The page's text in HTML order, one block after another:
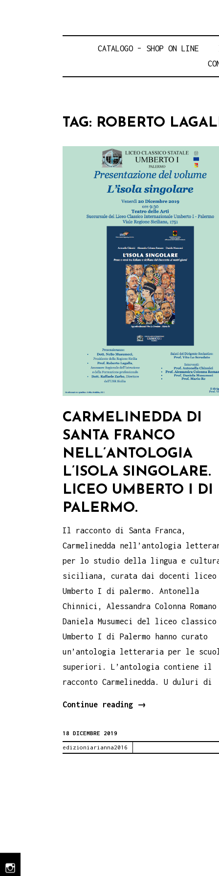
CATALOGO – SHOP ON LINE
instagram
TAG: ROBERTO
CARMELINEDDA DI
SANTA FRANCO
NELL’ANTOLOGIA
L’ISOLA SINGOLARE.
LICEO UMBERTO I DI
PALERMO.
Il racconto di Santa Franca,
Carmelinedda nell’antologia
per lo studio della lingua e
siciliana, curata dai docenti liceo
Umberto I di palermo. Antonella
Chinnici, Alessandra Colonna Romano
Daniela Musumeci del liceo classico
Umberto I di Palermo hanno curato
un’antologia letteraria per le
superiori. L’antologia contiene il
racconto Carmelinedda. U duluri di
Continue reading
Carmelinedda
→
18 DICEMBRE 2019
edizioniarianna2016